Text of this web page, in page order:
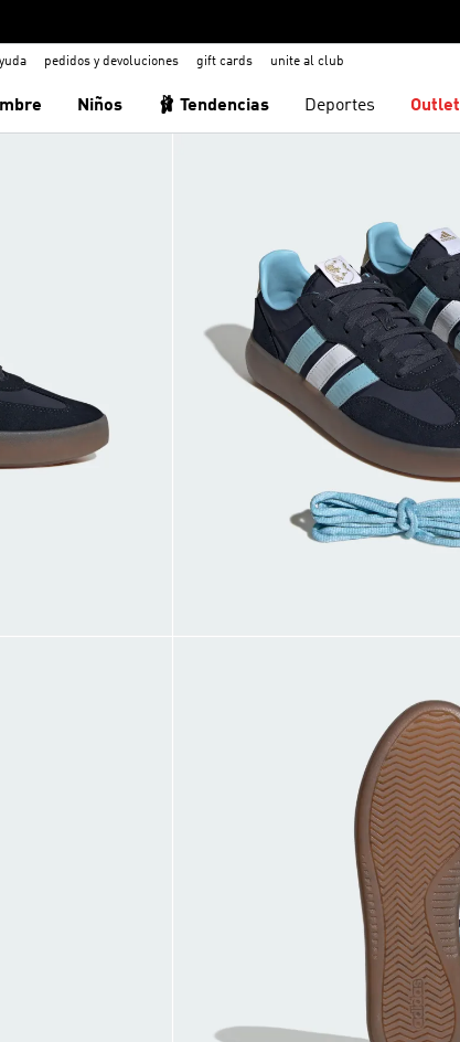
pedidos y devoluciones gift cards unite al club
Niños 🩰 Tendencias Deportes Outlet